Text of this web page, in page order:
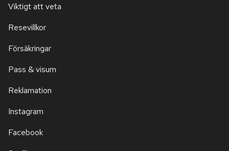
Viktigt att veta
Resevillkor
Försäkringar
Pass & visum
Reklamation
Instagram
Facebook